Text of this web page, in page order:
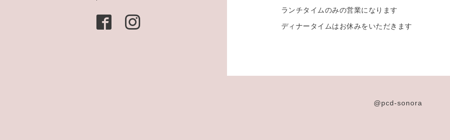
ランチタイムのみの営業になります
ディナータイムはお休みをいただきます
@pcd-sonora